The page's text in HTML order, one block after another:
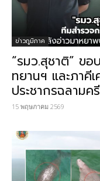
ข่าวภูมิภาค
“รมว.สุชาติ​” ข
ทยานฯ และภาคี
ประชากรฉลาม
15 พฤษภาคม 2569